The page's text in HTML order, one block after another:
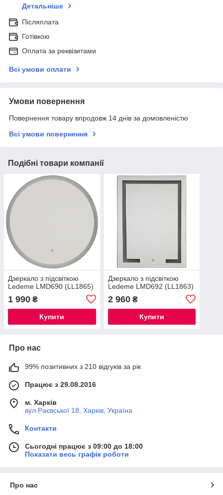
Детальніше
Післяплата
Готівкою
Оплата за реквізитами
Всі умови оплати
Умови повернення
Повернення товару впродовж 14 днів за домовленістю
Всі умови повернення
Подібні товари компанії
Дзеркало з підсвіткою
Ledeme LMD690 (LL1865)
1 990 ₴
Купити
Дзеркало з підсвіткою
Ledeme LMD692 (LL1863)
2 960₴
Купити
Про нас
99% позитивних з 210 відгуків за рік
Працює з 29.08.2016
м. Харків
вул.Раєвської 18, Харків, Україна
Контакти
Сьогодні працює з 09:00 до 18:00
Показати весь графік роботи
Про нас